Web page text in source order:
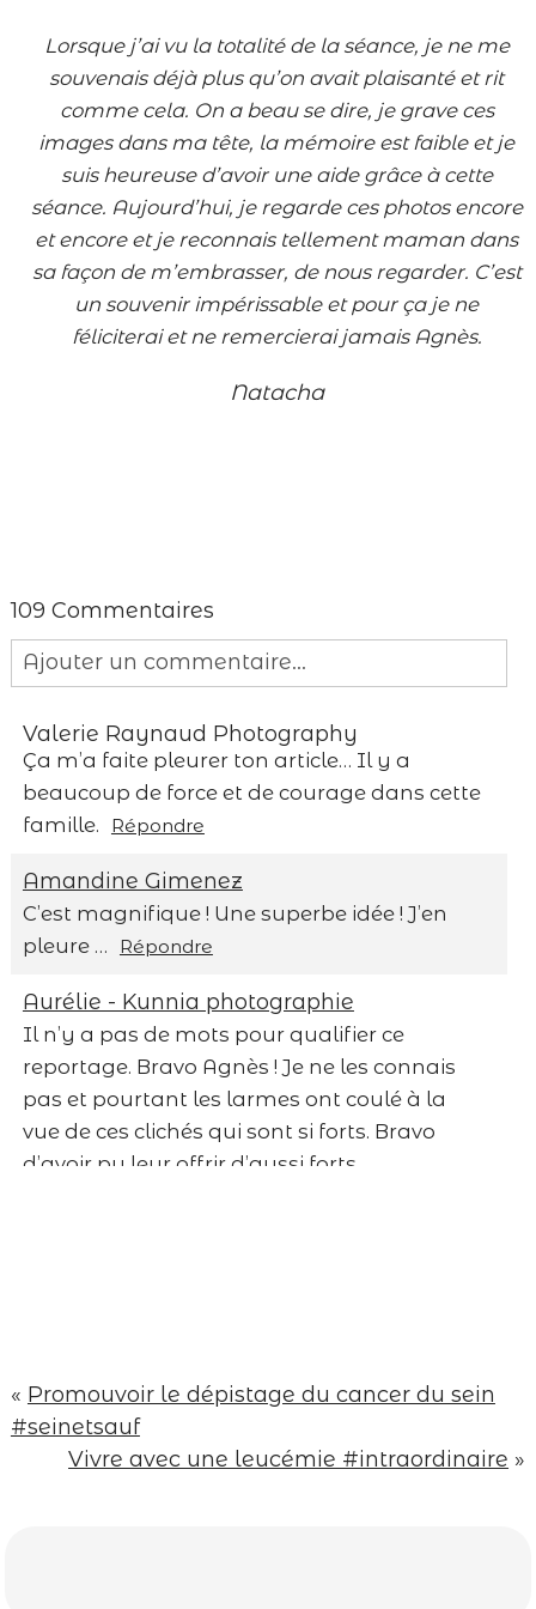
Lorsque j’ai vu la totalité de la séance, je ne me
souvenais déjà plus qu’on avait plaisanté et rit
comme cela. On a beau se dire, je grave ces
images dans ma tête, la mémoire est faible et je
suis heureuse d’avoir une aide grâce à cette
séance. Aujourd’hui, je regarde ces photos encore
et encore et je reconnais tellement maman dans
sa façon de m’embrasser, de nous regarder. C’est
un souvenir impérissable et pour ça je ne
féliciterai et ne remercierai jamais Agnès.
Natacha
109 Commentaires
Ajouter un commentaire...
Your email is
never published or shared.
Required fields are marked *
Save my name, email, and website in this
browser for the next time I comment.
Post Comment
Valerie Raynaud Photography
Ça m’a faite pleurer ton article… Il y a
beaucoup de force et de courage dans cette
famille.
Répondre
Amandine Gimenez
C’est magnifique ! Une superbe idée ! J’en
pleure …
Répondre
Aurélie - Kunnia photographie
Il n’y a pas de mots pour qualifier ce
reportage. Bravo Agnès ! Je ne les connais
pas et pourtant les larmes ont coulé à la
vue de ces clichés qui sont si forts. Bravo
d’avoir pu leur offrir d’aussi forts
Fiou.
La claque.
Magnifique reportage Agnès…
« Promouvoir le dépistage du cancer du sein
#seinetsauf
Vivre avec une leucémie #intraordinaire »